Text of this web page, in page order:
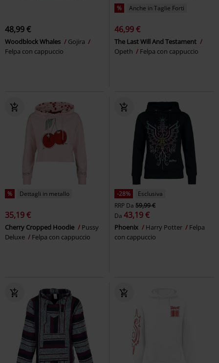
48,99 €
Woodblock Whales
Gojira
Felpa con cappuccio
% Anche in Taglie Forti
46,99 €
The Last Will And Testament
Opeth
Felpa con cappuccio
% Dettagli in metallo
35,19 €
Cherry Cropped Hoodie
Pussy
Deluxe
Felpa con cappuccio
-28%
Esclusiva
RRP Da 59,99 €
Da 43,19 €
Phoenix Harry Potter
Felpa
con cappuccio